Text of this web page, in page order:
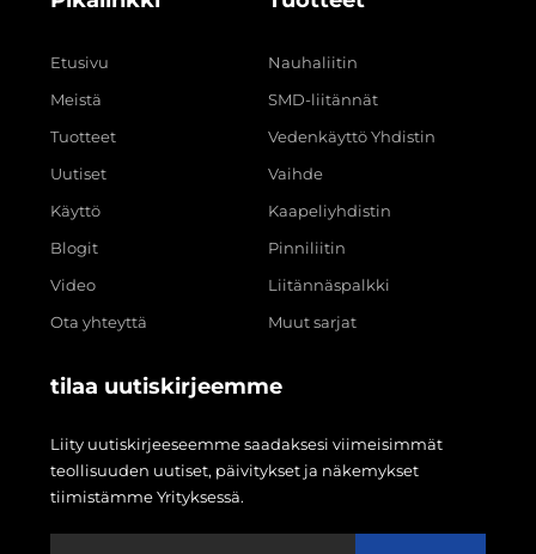
Etusivu
Meistä
Tuotteet
Uutiset
Käyttö
Blogit
Video
Ota yhteyttä
Nauhaliitin
SMD-liitännät
Vedenkäyttö Yhdistin
Vaihde
Kaapeliyhdistin
Pinniliitin
Liitännäspalkki
Muut sarjat
tilaa uutiskirjeemme
Liity uutiskirjeeseemme saadaksesi viimeisimmät
teollisuuden uutiset, päivitykset ja näkemykset
tiimistämme Yrityksessä.